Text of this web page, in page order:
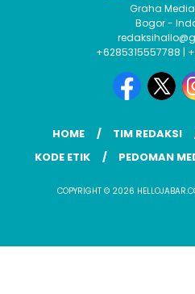
Graha
Bogor -
+6285315557788 |
HOME TIM REDAKSI
KODE ETIK
PEDOMAN
COPYRIGHT © 2026